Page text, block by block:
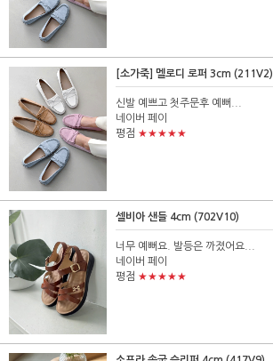
[소가죽] 멜로디 로퍼 3cm (211V2)
신발 예쁘고 첫주문후 예뻐...
네이버 페이
평점 ★★★★★
셀비아 샌들 4cm (702V10)
너무 예뻐요. 발등은 까졌어요...
네이버 페이
평점 ★★★★★